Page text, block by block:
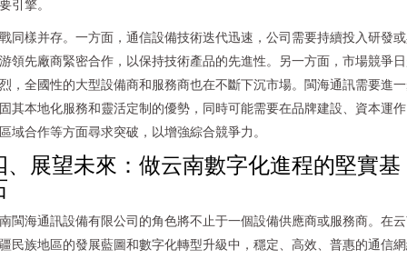
引擎。
同樣并存。一方面，通信設備技術迭代迅速，公司需要持續投入研發
領先廠商緊密合作，以保持技術產品的先進性。另一方面，市場競爭
，全國性的大型設備商和服務商也在不斷下沉市場。閩海通訊需要進
其本地化服務和靈活定制的優勢，同時可能需要在品牌建設、資本運
域合作等方面尋求突破，以增強綜合競爭力。
、展望未來：做云南數字化進程的堅實基
閩海通訊設備有限公司的角色將不止于一個設備供應商或服務商。在
民族地區的發展藍圖和數字化轉型升級中，穩定、高效、普惠的通信